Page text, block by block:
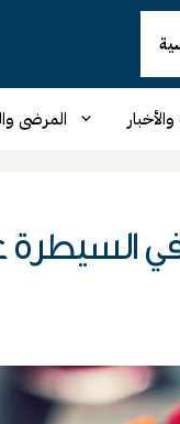
المرضى
السيطرة